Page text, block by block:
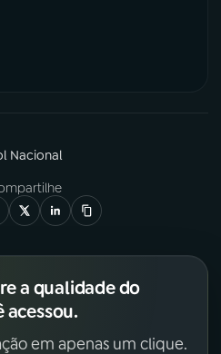
X
Nacional
a qualidade do
em apenas um clique.